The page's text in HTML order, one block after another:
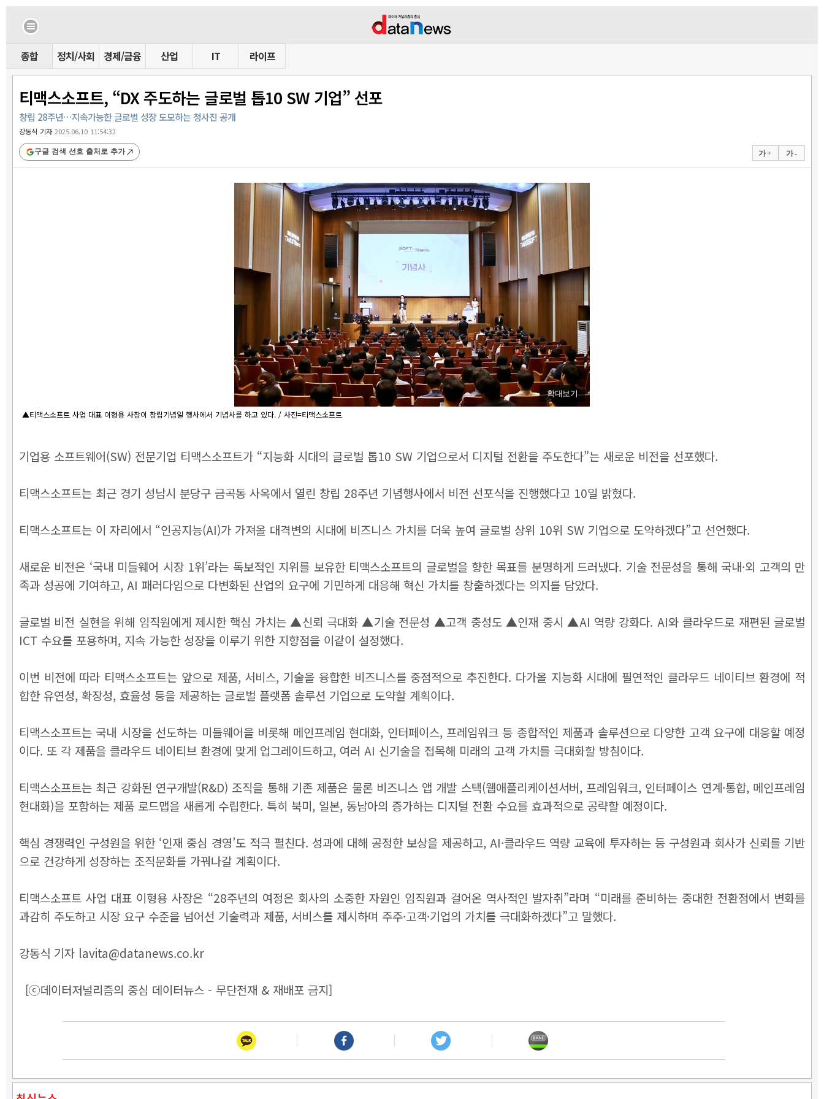
종합 정치/사회 경제/금융 산업 IT 라이프
티맥스소프트, “DX 주도하는 글로벌 톱10 SW 기업” 선포
창립 28주년…지속가능한 글로벌 성장 도모하는 청사진 공개
강동식 기자2025.06.10 11:54:32
가 + 가 -
구글 검색 선호 출처로 추가
확대보기
▲티맥스소프트 사업 대표 이형용 사장이 창립기념일 행사에서 기념사를 하고 있다. / 사진=티맥스소프트
기업용 소프트웨어(SW) 전문기업 티맥스소프트가 “지능화 시대의 글로벌 톱10 SW 기업으로서 디지털 전환을 주도한다”는 새로운 비전을 선포했다.
티맥스소프트는 최근 경기 성남시 분당구 금곡동 사옥에서 열린 창립 28주년 기념행사에서 비전 선포식을 진행했다고 10일 밝혔다.
티맥스소프트는 이 자리에서 “인공지능(AI)가 가져올 대격변의 시대에 비즈니스 가치를 더욱 높여 글로벌 상위 10위 SW 기업으로 도약하겠다”고 선언했다.
새로운 비전은 ‘국내 미들웨어 시장 1위’라는 독보적인 지위를 보유한 티맥스소프트의 글로벌을 향한 목표를 분명하게 드러냈다. 기술 전문성을 통해 국내·외 고객의 만
족과 성공에 기여하고, AI 패러다임으로 다변화된 산업의 요구에 기민하게 대응해 혁신 가치를 창출하겠다는 의지를 담았다.
글로벌 비전 실현을 위해 임직원에게 제시한 핵심 가치는 ▲신뢰 극대화 ▲기술 전문성 ▲고객 충성도 ▲인재 중시 ▲AI 역량 강화다. AI와 클라우드로 재편된 글로벌
ICT 수요를 포용하며, 지속 가능한 성장을 이루기 위한 지향점을 이같이 설정했다.
이번 비전에 따라 티맥스소프트는 앞으로 제품, 서비스, 기술을 융합한 비즈니스를 중점적으로 추진한다. 다가올 지능화 시대에 필연적인 클라우드 네이티브 환경에 적
합한 유연성, 확장성, 효율성 등을 제공하는 글로벌 플랫폼 솔루션 기업으로 도약할 계획이다.
티맥스소프트는 국내 시장을 선도하는 미들웨어을 비롯해 메인프레임 현대화, 인터페이스, 프레임워크 등 종합적인 제품과 솔루션으로 다양한 고객 요구에 대응할 예정
이다. 또 각 제품을 클라우드 네이티브 환경에 맞게 업그레이드하고, 여러 AI 신기술을 접목해 미래의 고객 가치를 극대화할 방침이다.
티맥스소프트는 최근 강화된 연구개발(R&D) 조직을 통해 기존 제품은 물론 비즈니스 앱 개발 스택(웹애플리케이션서버, 프레임워크, 인터페이스 연계·통합, 메인프레임
현대화)을 포함하는 제품 로드맵을 새롭게 수립한다. 특히 북미, 일본, 동남아의 증가하는 디지털 전환 수요를 효과적으로 공략할 예정이다.
핵심 경쟁력인 구성원을 위한 ‘인재 중심 경영’도 적극 펼친다. 성과에 대해 공정한 보상을 제공하고, AI·클라우드 역량 교육에 투자하는 등 구성원과 회사가 신뢰를 기반
으로 건강하게 성장하는 조직문화를 가꿔나갈 계획이다.
티맥스소프트 사업 대표 이형용 사장은 “28주년의 여정은 회사의 소중한 자원인 임직원과 걸어온 역사적인 발자취”라며 “미래를 준비하는 중대한 전환점에서 변화를
과감히 주도하고 시장 요구 수준을 넘어선 기술력과 제품, 서비스를 제시하며 주주·고객·기업의 가치를 극대화하겠다”고 말했다.
강동식 기자 lavita@datanews.co.kr
[ⓒ데이터저널리즘의 중심 데이터뉴스 - 무단전재 & 재배포 금지]